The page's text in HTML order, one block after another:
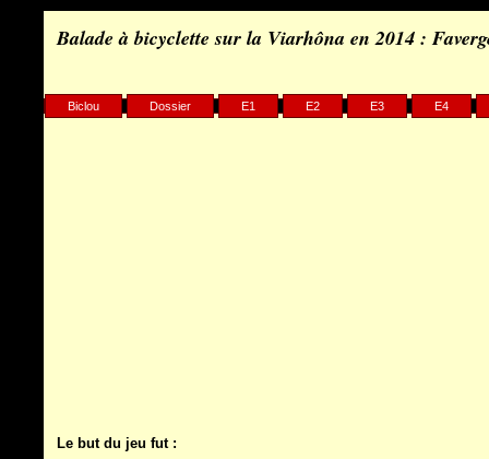
Balade à bicyclette sur la Viarhôna en 2014 :
Biclou Dossier E1 E2 E3 E4
Le but du jeu fut :